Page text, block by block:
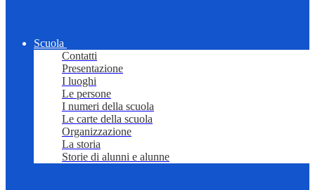
Scuola
Contatti
Presentazione
I luoghi
Le persone
I numeri della scuola
Le carte della scuola
Organizzazione
La storia
Storie di alunni e alunne